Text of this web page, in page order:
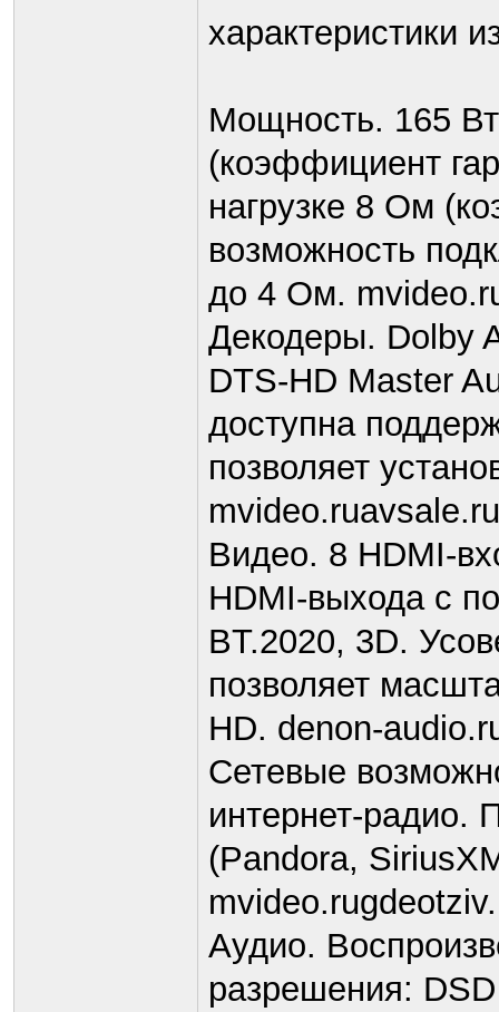
характеристики
Мощность. 165
(коэффициент
нагрузке 8 Ом
возможность
до 4 Ом.
Декодеры. Dolby
DTS-HD Master
доступна
позволяет
Видео. 8 HDMI-
HDMI-выхода с
BT.2020, 3D.
позволяет
HD. denon-
Сетевые
интернет-радио.
(Pandora,
Аудио.
разрешения: